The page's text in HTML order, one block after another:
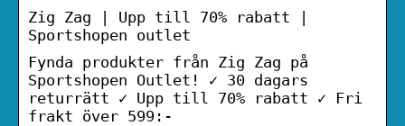
Zig Zag | Upp till 70% rabatt |
Sportshopen outlet
Fynda produkter från Zig Zag på
Sportshopen Outlet! ✓ 30 dagars
returrätt ✓ Upp till 70% rabatt ✓ Fri
frakt över 599:-